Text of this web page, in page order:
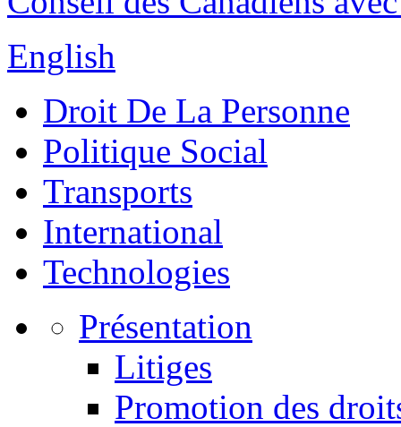
English
Droit De La Personne
Politique Social
Transports
International
Technologies
Présentation
Litiges
Promotion des